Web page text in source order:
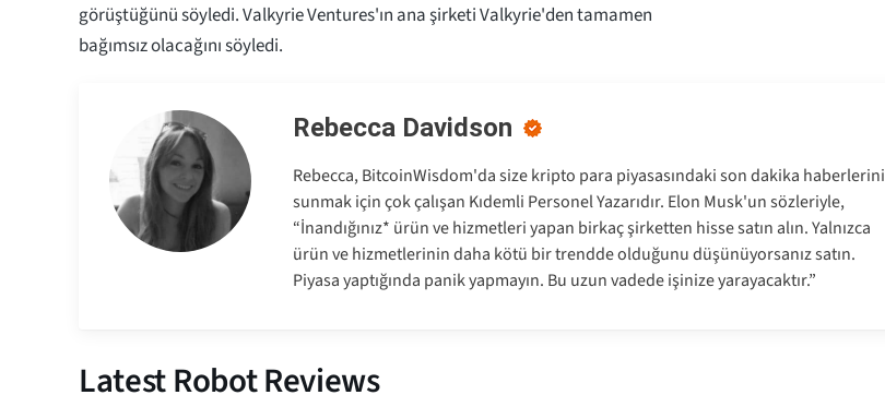
görüştüğünü söyledi. Valkyrie Ventures'ın ana şirketi Valkyrie'den tamamen
bağımsız olacağını söyledi.
Rebecca Davidson
Rebecca, BitcoinWisdom'da size kripto para piyasasındaki son dakika haberlerini
sunmak için çok çalışan Kıdemli Personel Yazarıdır. Elon Musk'un sözleriyle,
“İnandığınız* ürün ve hizmetleri yapan birkaç şirketten hisse satın alın. Yalnızca
ürün ve hizmetlerinin daha kötü bir trendde olduğunu düşünüyorsanız satın.
Piyasa yaptığında panik yapmayın. Bu uzun vadede işinize yarayacaktır.”
Latest Robot Reviews